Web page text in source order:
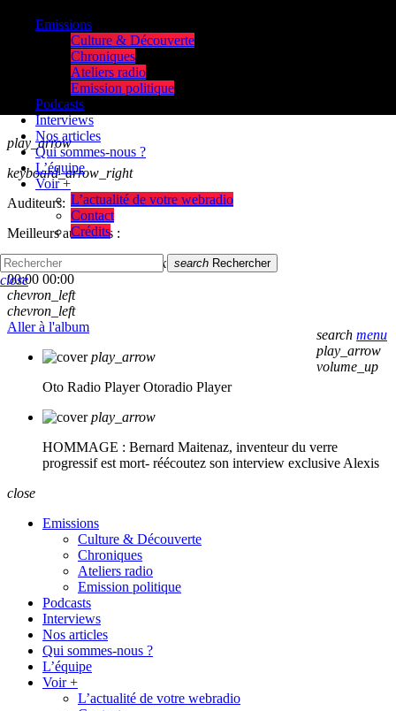
play_arrow
keyboard_arrow_right
Auditeurs:
Meilleurs auditeurs :
skip_previous
skip_next
00:00 00:00
chevron_left
chevron_left
Aller à l'album
play_arrow
Oto Radio Player Otoradio Player
play_arrow
HOMMAGE : Bernard Maitenaz, inventeur du verre
progressif est mort- réécoutez son interview exclusive Alexis
Emissions
Culture & Découverte
Chroniques
Ateliers radio
Emission politique
Podcasts
Interviews
Nos articles
Qui sommes-nous ?
L’équipe
Voir +
L’actualité de votre webradio
Contact
Crédits
search menu
play_arrow
volume_up
search Rechercher
close
close
Emissions
Culture & Découverte
Chroniques
Ateliers radio
Emission politique
Podcasts
Interviews
Nos articles
Qui sommes-nous ?
L’équipe
Voir +
L’actualité de votre webradio